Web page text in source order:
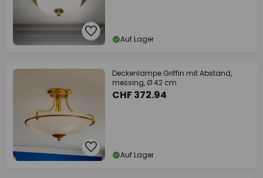
Auf Lager
Deckenlampe Griffin mit Abstand,
messing, Ø 42 cm
CHF 372.94
Auf Lager